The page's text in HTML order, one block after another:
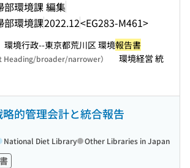
部環境課 編集
部環境課2022.12<EG283-M461>
環境行政--東京都荒川区 環境報告書
broader/narrower）
環境経営 統
略的管理会計と統合報告
National Diet Library Other Libraries in Japan